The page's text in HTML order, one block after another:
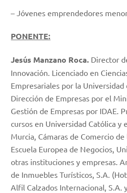
– Jóvenes emprendedores
PONENTE:
Jesús Manzano Roca. Director
Innovación. Licenciado en
Empresariales por la
Dirección de Empresas por el
Gestión de Empresas por IDAE.
cursos en Universidad Católica y
Murcia, Cámaras de Comercio
Escuela Europea de Negocios,
otras instituciones y empresas.
de Inmuebles Turísticos, S.A.
Alfil Calzados Internacional, S.A.